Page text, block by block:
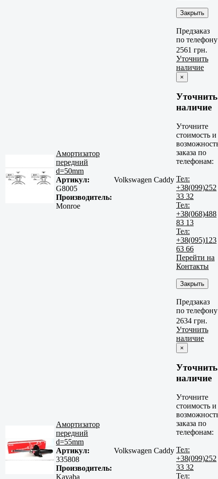
Закрыть
Предзаказ
по телефону
Амортизатор
передний
d=50mm
Артикул:
G8005
Производитель:
Monroe
Volkswagen Caddy
2561 грн.
Уточнить
наличие
×
Уточнить
наличие
Уточните
стоимость и
заказа по
телефонам:
Тел:
+38(099)252
33 32
Тел:
+38(068)488
83 13
Тел:
+38(095)123
63 66
Перейти на
Контакты
Закрыть
Предзаказ
по телефону
Амортизатор
передний
d=55mm
Артикул:
335808
Производитель:
Kayaba
Volkswagen Caddy
2634 грн.
Уточнить
наличие
×
Уточнить
наличие
Уточните
стоимость и
заказа по
телефонам:
Тел:
+38(099)252
33 32
Тел: